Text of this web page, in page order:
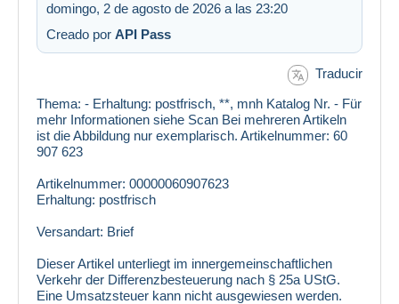
domingo, 2 de agosto de 2026 a las 23:20
Creado por API Pass
Traducir
Thema: - Erhaltung: postfrisch, **, mnh Katalog Nr. - Für
mehr Informationen siehe Scan Bei mehreren Artikeln
ist die Abbildung nur exemplarisch. Artikelnummer: 60
907 623
Artikelnummer: 00000060907623
Erhaltung: postfrisch
Versandart: Brief
Dieser Artikel unterliegt im innergemeinschaftlichen
Verkehr der Differenzbesteuerung nach § 25a UStG.
Eine Umsatzsteuer kann nicht ausgewiesen werden.